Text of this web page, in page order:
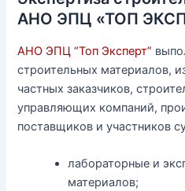
АНО ЭПЦ «ТОП
АНО ЭПЦ “Топ Эксперт”
строительных материалов,
частных заказчиков,
управляющих компаний,
поставщиков и участников
лабораторные и
материалов;